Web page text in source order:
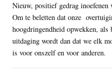
Nieuw, positief gedrag inoefenen
Om te beletten dat onze
hoogdringendheid opwekken,
uitdaging wordt dan dat we elk
is voor onszelf en voor anderen.